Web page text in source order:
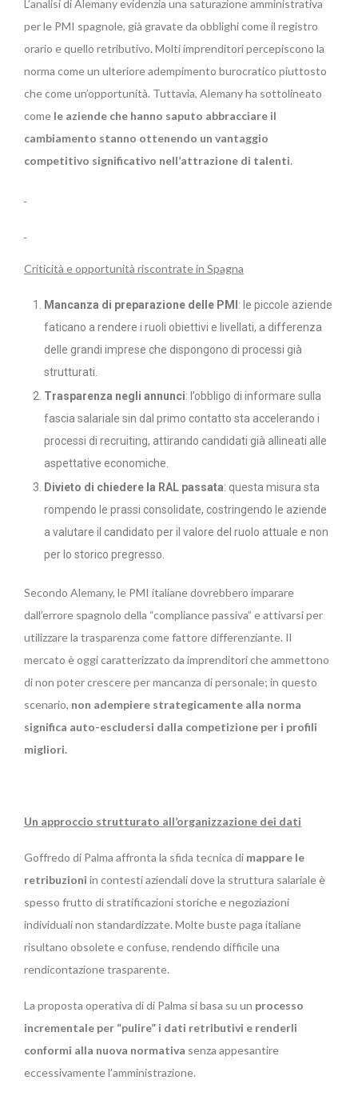
L’analisi di Alemany evidenzia una saturazione amministrativa
per le PMI spagnole, già gravate da obblighi come il registro
orario e quello retributivo. Molti imprenditori percepiscono la
norma come un ulteriore adempimento burocratico piuttosto
che come un’opportunità. Tuttavia, Alemany ha sottolineato
come le aziende che hanno saputo abbracciare il
cambiamento stanno ottenendo un vantaggio
competitivo significativo nell’attrazione di talenti.
Criticità e opportunità riscontrate in Spagna
Mancanza di preparazione delle PMI : le piccole aziende
faticano a rendere i ruoli obiettivi e livellati, a differenza
delle grandi imprese che dispongono di processi già
strutturati.
Trasparenza negli annunci: l’obbligo di informare sulla
fascia salariale sin dal primo contatto sta accelerando i
processi di recruiting, attirando candidati già allineati alle
aspettative economiche.
Divieto di chiedere la RAL passata: questa misura sta
rompendo le prassi consolidate, costringendo le aziende
a valutare il candidato per il valore del ruolo attuale e non
per lo storico pregresso.
Secondo Alemany, le PMI italiane dovrebbero imparare
dall’errore spagnolo della “compliance passiva” e attivarsi per
utilizzare la trasparenza come fattore differenziante. Il
mercato è oggi caratterizzato da imprenditori che ammettono
di non poter crescere per mancanza di personale; in questo
scenario, non adempiere strategicamente alla norma
significa auto-escludersi dalla competizione per i profili
migliori.
Un approccio strutturato all’organizzazione dei dati
Goffredo di Palma affronta la sfida tecnica di mappare le
retribuzioni in contesti aziendali dove la struttura salariale è
spesso frutto di stratificazioni storiche e negoziazioni
individuali non standardizzate. Molte buste paga italiane
risultano obsolete e confuse, rendendo difficile una
rendicontazione trasparente.
La proposta operativa di di Palma si basa su un processo
incrementale per “pulire” i dati retributivi e renderli
conformi alla nuova normativa senza appesantire
eccessivamente l’amministrazione.